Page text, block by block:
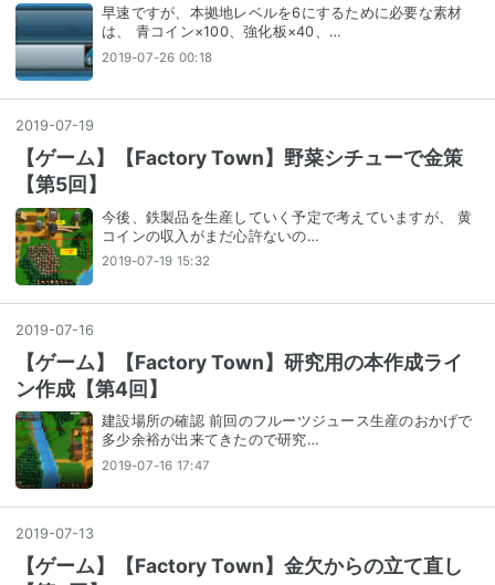
早速ですが、本拠地レベルを6にするために必要な素材
は、 青コイン×100、強化板×40、…
2019-07-26 00:18
2019-07-19
【ゲーム】【Factory Town】野菜シチューで金策
【第5回】
今後、鉄製品を生産していく予定で考えていますが、 黄
コインの収入がまだ心許ないの…
2019-07-19 15:32
2019-07-16
【ゲーム】【Factory Town】研究用の本作成ライ
ン作成【第4回】
建設場所の確認 前回のフルーツジュース生産のおかげで
多少余裕が出来てきたので研究…
2019-07-16 17:47
2019-07-13
【ゲーム】【Factory Town】金欠からの立て直し